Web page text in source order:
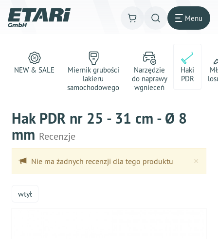
Menu
NEW & SALE
Miernik grubości
lakieru
samochodowego
Narzędzie
do naprawy
wgnieceń
Haki
PDR
Hak PDR nr 25 - 31 cm - Ø 8
mm Recenzje
×
Nie ma żadnych recenzji dla tego produktu
wtył